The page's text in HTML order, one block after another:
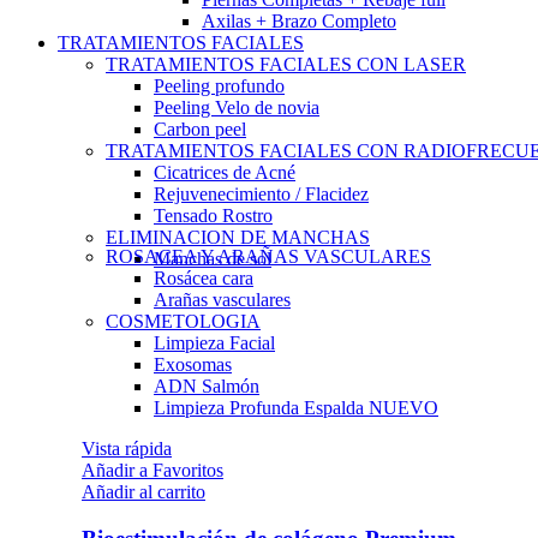
Axilas + Brazo Completo
TRATAMIENTOS FACIALES
TRATAMIENTOS FACIALES CON LASER
Peeling profundo
Peeling Velo de novia
Carbon peel
TRATAMIENTOS FACIALES CON
Cicatrices de Acné
Rejuvenecimiento / Flacidez
Tensado Rostro
ELIMINACION DE MANCHAS
Manchas de sol
ROSACEA Y ARAÑAS VASCULARES
Rosácea cara
Arañas vasculares
COSMETOLOGIA
Limpieza Facial
Exosomas
ADN Salmón
Limpieza Profunda Espalda NUEVO
Vista rápida
Añadir a Favoritos
Añadir al carrito